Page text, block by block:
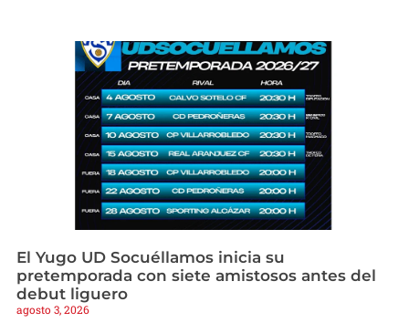
El Yugo UD Socuéllamos inicia su
pretemporada con siete amistosos antes del
debut liguero
agosto 3, 2026